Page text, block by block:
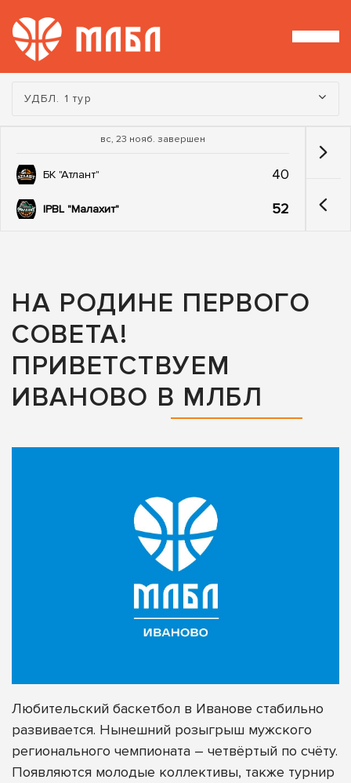
Турнир:
УДБЛ. 1 тур
вс, 23 нояб. завершен
БК "Атлант" 40
IPBL "Малахит" 52
НА РОДИНЕ ПЕРВОГО
СОВЕТА!
ПРИВЕТСТВУЕМ
ИВАНОВО В МЛБЛ
Любительский баскетбол в Иванове стабильно
развивается. Нынешний розыгрыш мужского
регионального чемпионата – четвёртый по счёту.
Появляются молодые коллективы, также турнир